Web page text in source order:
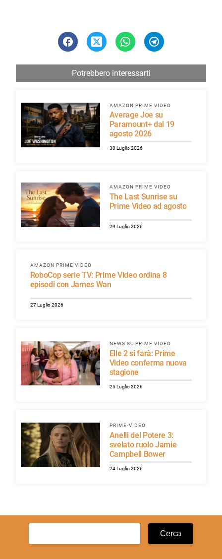
Potrebbero interessarti
AMAZON PRIME VIDEO
Average Joe su
Paramount+ dal 19
agosto 2026
30 Luglio 2026
AMAZON PRIME VIDEO
The Last Sunrise su
Prime Video ad agosto
29 Luglio 2026
AMAZON PRIME VIDEO
RoboCop serie TV: Prime Video ordina 8
episodi con James Wan
27 Luglio 2026
NEWS SU PRIME VIDEO
Elle 2 si farà: Prime
Video conferma nuova
stagione
25 Luglio 2026
PRIME-VIDEO
Anelli del Potere 3:
svelato ruolo Jamie
Campbell Bower
24 Luglio 2026
Ricerca